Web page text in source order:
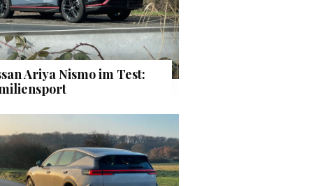
Ariya Nismo im Test: